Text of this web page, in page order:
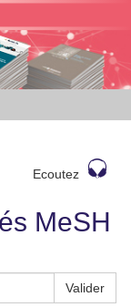
Ecoutez
MeSH
Valider